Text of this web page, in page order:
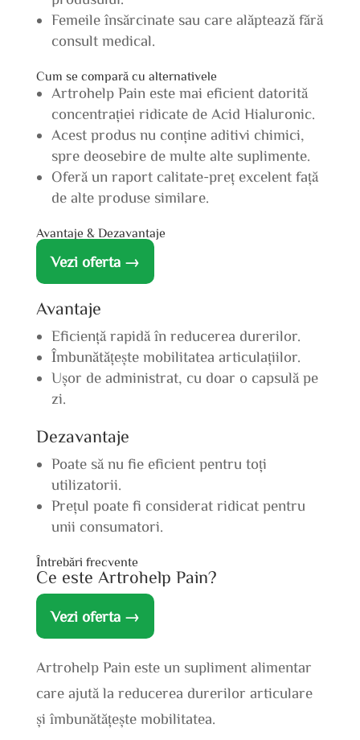
Femeile însărcinate sau care alăptează fără
consult medical.
Cum se compară cu alternativele
Artrohelp Pain este mai eficient datorită
concentrației ridicate de Acid Hialuronic.
Acest produs nu conține aditivi chimici,
spre deosebire de multe alte suplimente.
Oferă un raport calitate-preț excelent față
de alte produse similare.
Avantaje & Dezavantaje
Vezi oferta →
Avantaje
Eficiență rapidă în reducerea durerilor.
Îmbunătățește mobilitatea articulațiilor.
Ușor de administrat, cu doar o capsulă pe
zi.
Dezavantaje
Poate să nu fie eficient pentru toți
utilizatorii.
Prețul poate fi considerat ridicat pentru
unii consumatori.
Întrebări frecvente
Ce este Artrohelp Pain?
Vezi oferta →
Artrohelp Pain este un supliment alimentar
care ajută la reducerea durerilor articulare
și îmbunătățește mobilitatea.